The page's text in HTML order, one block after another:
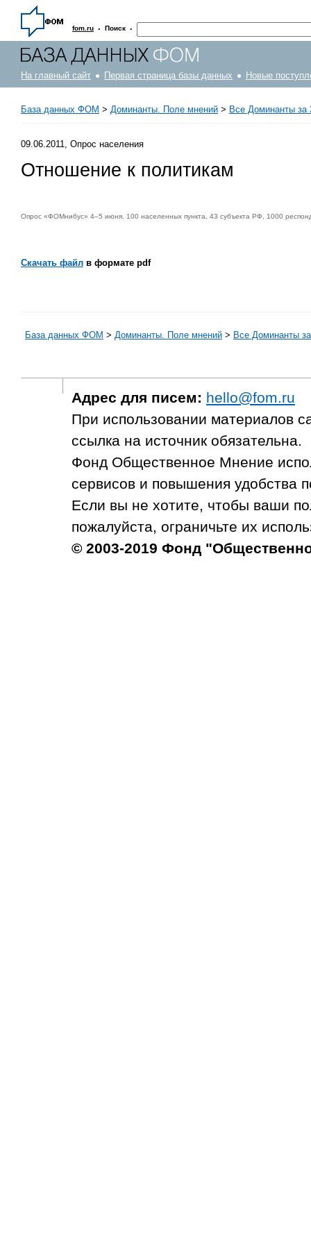
fom.ru · Поиск ·
На главный сайт Первая страница базы данных Новые
База данных ФОМ > Доминанты. Поле мнений > Все Доминанты за
09.06.2011, Опрос населения
Отношение к политикам
Опрос «ФОМнибус» 4–5 июня. 100 населенных пункта, 43 субъекта РФ, 1000
Скачать файл в формате pdf
База данных ФОМ > Доминанты. Поле мнений > Все Доминанты
Адрес для писем: hello@fom.ru
При использовании материалов
ссылка на источник обязательна.
Фонд Общественное Мнение
сервисов и повышения удобства
Если вы не хотите, чтобы ваши
пожалуйста, ограничьте их
© 2003-2019 Фонд